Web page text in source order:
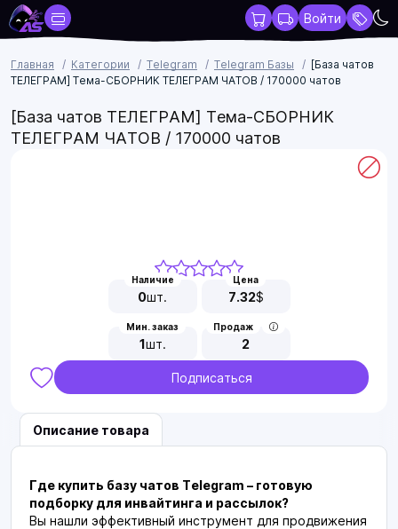
Войти
Главная Категории Telegram Telegram Базы
[База чатов
ТЕЛЕГРАМ] Тема-СБОРНИК ТЕЛЕГРАМ ЧАТОВ / 170000 чатов
[База чатов ТЕЛЕГРАМ] Тема-СБОРНИК
ТЕЛЕГРАМ ЧАТОВ / 170000 чатов
Наличие
0шт.
Цена
7.32$
Мин. заказ
1шт.
Продаж
2
Подписаться
Описание товара
Где купить базу чатов Telegram – готовую
подборку для инвайтинга и рассылок?
Вы нашли эффективный инструмент для продвижения